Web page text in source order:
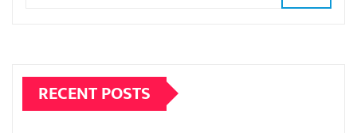
RECENT POSTS